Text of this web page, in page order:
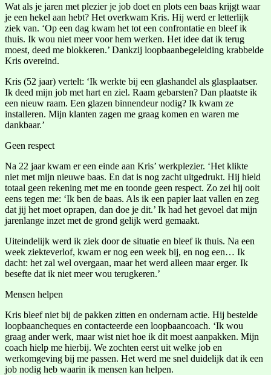
Wat als je jaren met plezier je job doet en plots een baas krijgt waar
je een hekel aan hebt? Het overkwam Kris. Hij werd er letterlijk
ziek van. ‘Op een dag kwam het tot een confrontatie en bleef ik
thuis. Ik wou niet meer voor hem werken. Het idee dat ik terug
moest, deed me blokkeren.’ Dankzij loopbaanbegeleiding krabbelde
Kris overeind.
Kris (52 jaar) vertelt: ‘Ik werkte bij een glashandel als glasplaatser.
Ik deed mijn job met hart en ziel. Raam gebarsten? Dan plaatste ik
een nieuw raam. Een glazen binnendeur nodig? Ik kwam ze
installeren. Mijn klanten zagen me graag komen en waren me
dankbaar.’
Geen respect
Na 22 jaar kwam er een einde aan Kris’ werkplezier. ‘Het klikte
niet met mijn nieuwe baas. En dat is nog zacht uitgedrukt. Hij hield
totaal geen rekening met me en toonde geen respect. Zo zei hij ooit
eens tegen me: ‘Ik ben de baas. Als ik een papier laat vallen en zeg
dat jij het moet oprapen, dan doe je dit.’ Ik had het gevoel dat mijn
jarenlange inzet met de grond gelijk werd gemaakt.
Uiteindelijk werd ik ziek door de situatie en bleef ik thuis. Na een
week ziekteverlof, kwam er nog een week bij, en nog een… Ik
dacht: het zal wel overgaan, maar het werd alleen maar erger. Ik
besefte dat ik niet meer wou terugkeren.’
Mensen helpen
Kris bleef niet bij de pakken zitten en ondernam actie. Hij bestelde
loopbaancheques en contacteerde een loopbaancoach. ‘Ik wou
graag ander werk, maar wist niet hoe ik dit moest aanpakken. Mijn
coach hielp me hierbij. We zochten eerst uit welke job en
werkomgeving bij me passen. Het werd me snel duidelijk dat ik een
job nodig heb waarin ik mensen kan helpen.